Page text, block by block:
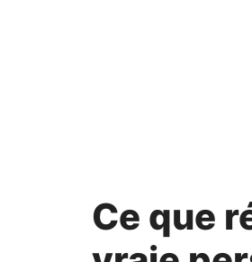
Ce que